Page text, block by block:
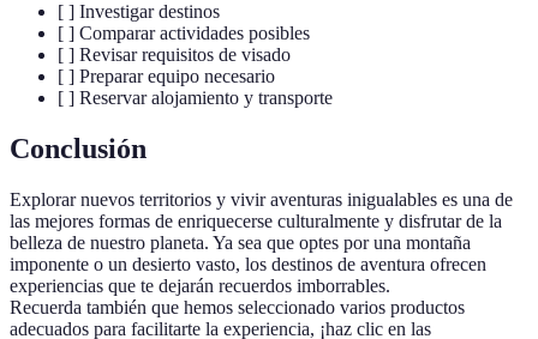
[ ] Investigar destinos
[ ] Comparar actividades posibles
[ ] Revisar requisitos de visado
[ ] Preparar equipo necesario
[ ] Reservar alojamiento y transporte
Conclusión
Explorar nuevos territorios y vivir aventuras inigualables es una de
las mejores formas de enriquecerse culturalmente y disfrutar de la
belleza de nuestro planeta. Ya sea que optes por una montaña
imponente o un desierto vasto, los destinos de aventura ofrecen
experiencias que te dejarán recuerdos imborrables.
Recuerda también que hemos seleccionado varios productos
adecuados para facilitarte la experiencia, ¡haz clic en las